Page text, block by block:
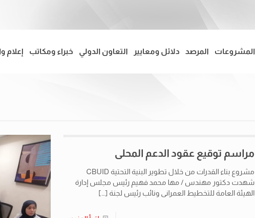
المشروعات المرصد دلائل ومعايير التعاون الدولي خبراء ومكاتب إعلام
مراسم توقيع عقود الدعم المحلى
مشروع بناء القدرات من خلال تطوير البنية التحتية CBUID
شهدت دكتور مهندس / مها محمد فهيم رئيس مجلس إدارة
الهيئة العامة للتخطيط العمرانى ونائب رئيس لجنة […]